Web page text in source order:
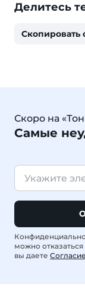
Делитесь
Скопировать
Скоро на
Самые
можно
вы даете